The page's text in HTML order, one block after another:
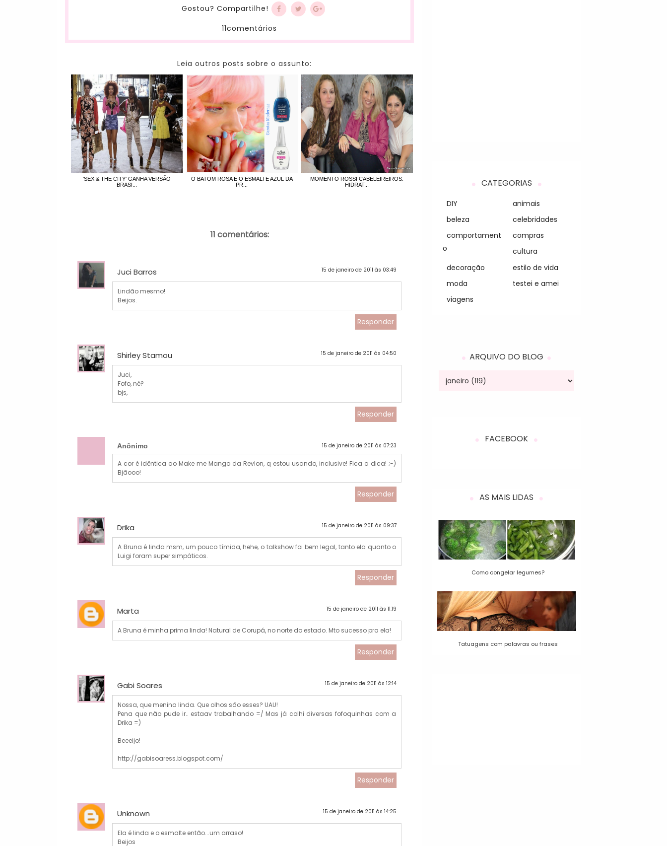
Gostou? Compartilhe!
11comentários
Leia outros posts sobre o assunto:
'SEX & THE CITY' GANHA VERSÃO
BRASI...
O BATOM ROSA E O ESMALTE AZUL DA
PR...
MOMENTO ROSSI CABELEIREIROS:
HIDRAT...
11 comentários:
Juci Barros 15 de janeiro de 2011 às 03:49
Lindão mesmo!
Beijos.
Responder
Shirley Stamou 15 de janeiro de 2011 às 04:50
Juci,
Fofo, né?
bjs,
Responder
Anônimo 15 de janeiro de 2011 às 07:23
A cor é idêntica ao Make me Mango da Revlon, q estou usando, inclusive! Fica a dica! ;-)
Bjãooo!
Responder
Drika 15 de janeiro de 2011 às 09:37
A Bruna é linda msm, um pouco tímida, hehe, o talkshow foi bem legal, tanto ela quanto o
Luigi foram super simpáticos.
Responder
Marta 15 de janeiro de 2011 às 11:19
A Bruna é minha prima linda! Natural de Corupá, no norte do estado. Mto sucesso pra ela!
Responder
Gabi Soares 15 de janeiro de 2011 às 12:14
Nossa, que menina linda. Que olhos são esses? UAU!
Pena que não pude ir.. estaav trabalhando =/ Mas já colhi diversas fofoquinhas com a
Drika =)
Beeeijo!
http://gabisoaress.blogspot.com/
Responder
Unknown 15 de janeiro de 2011 às 14:25
Ela é linda e o esmalte então...um arraso!
Beijos
CATEGORIAS
DIY
animais
beleza
celebridades
comportament
o
compras
cultura
decoração
estilo de vida
moda
testei e amei
viagens
ARQUIVO DO BLOG
FACEBOOK
AS MAIS LIDAS
Como congelar legumes?
Tatuagens com palavras ou frases